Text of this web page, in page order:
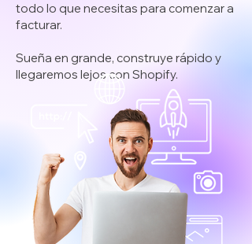
todo lo que necesitas para comenzar a
facturar.
Sueña en grande, construye rápido y
llegaremos lejos con Shopify.